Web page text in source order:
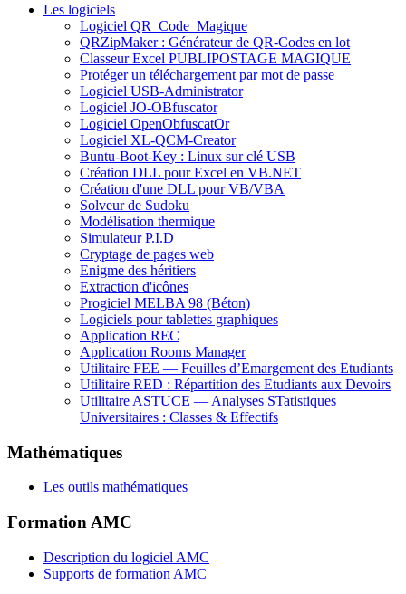
Les logiciels
Logiciel QR_Code_Magique
QRZipMaker : Générateur de QR-Codes en lot
Classeur Excel PUBLIPOSTAGE MAGIQUE
Protéger un téléchargement par mot de passe
Logiciel USB-Administrator
Logiciel JO-OBfuscator
Logiciel OpenObfuscatOr
Logiciel XL-QCM-Creator
Buntu-Boot-Key : Linux sur clé USB
Création DLL pour Excel en VB.NET
Création d'une DLL pour VB/VBA
Solveur de Sudoku
Modélisation thermique
Simulateur P.I.D
Cryptage de pages web
Enigme des héritiers
Extraction d'icônes
Progiciel MELBA 98 (Béton)
Logiciels pour tablettes graphiques
Application REC
Application Rooms Manager
Utilitaire FEE — Feuilles d’Emargement des Etudiants
Utilitaire RED : Répartition des Etudiants aux Devoirs
Utilitaire ASTUCE — Analyses STatistiques
Universitaires : Classes & Effectifs
Mathématiques
Les outils mathématiques
Formation AMC
Description du logiciel AMC
Supports de formation AMC